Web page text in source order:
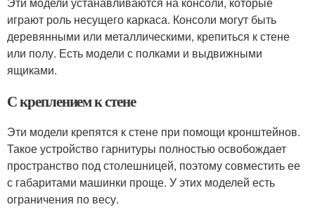
играют роль несущего каркаса. Консоли могут быть
деревянными или металлическими, крепиться к стене
или полу. Есть модели с полками и выдвижными
ящиками.
С креплением к стене
Эти модели крепятся к стене при помощи кронштейнов.
Такое устройство гарнитуры полностью освобождает
пространство под столешницей, поэтому совместить ее
с габаритами машинки проще. У этих моделей есть
ограничения по весу.